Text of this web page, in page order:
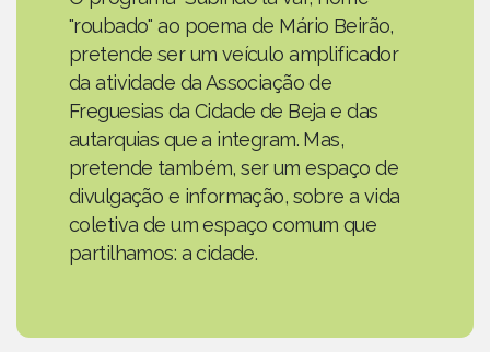
"roubado" ao poema de Mário Beirão,
pretende ser um veículo amplificador
da atividade da Associação de
Freguesias da Cidade de Beja e das
autarquias que a integram. Mas,
pretende também, ser um espaço de
divulgação e informação, sobre a vida
coletiva de um espaço comum que
partilhamos: a cidade.